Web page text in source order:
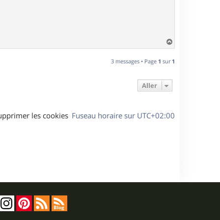
a
t
3 messages • Page 1 sur 1
Aller
Fuseau horaire sur UTC+02:00
les cookies